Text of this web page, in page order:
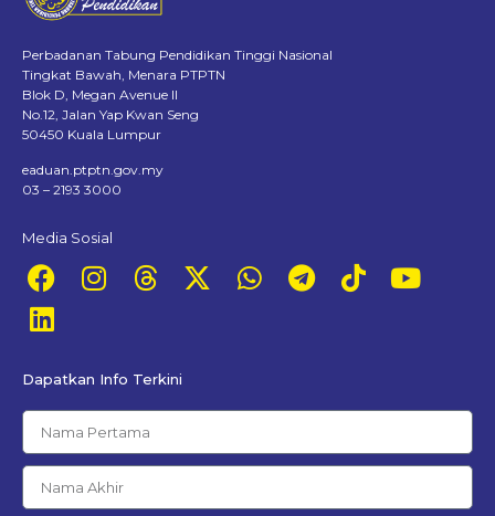
Perbadanan Tabung Pendidikan Tinggi Nasional
Tingkat Bawah, Menara PTPTN
Blok D, Megan Avenue II
No.12, Jalan Yap Kwan Seng
50450 Kuala Lumpur
eaduan.ptptn.gov.my
03 – 2193 3000
Media Sosial
Dapatkan Info Terkini